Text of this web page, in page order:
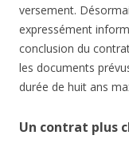
versement.
expressément
conclusion du
les documents
durée de huit ans
Un contrat plus